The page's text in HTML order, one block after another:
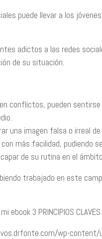
puede llevar a los
adictos a las redes
de su situación.
conflictos, pueden
una imagen falsa o irreal
más facilidad, pudiendo
de su rutina en el
trabajado en este
3 PRINCIPIOS CLAVES
wp-content/